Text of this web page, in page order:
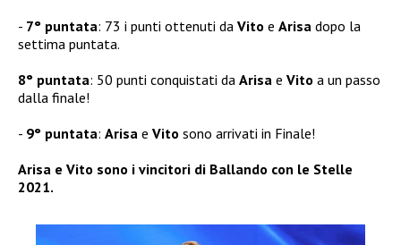
7° puntata: 73 i punti ottenuti da Vito e Arisa dopo la
settima puntata.
8° puntata: 50 punti conquistati da Arisa e Vito a un passo
dalla finale!
9° puntata: Arisa e Vito sono arrivati in Finale!
Arisa e Vito sono i vincitori di Ballando con le Stelle
2021.